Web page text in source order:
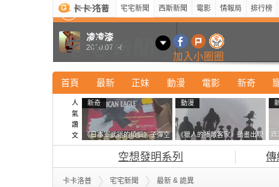
宅宅新聞 西斯新聞 電影 情報局 排行榜
加入小圈圈
首頁 最新 正妹 動漫 電影 新奇
人
氣
讚
文
新奇
《日本軍武迷的煩惱》子彈空
盒在日本超級貴 美國網友直
接一大箱寄給他了
動漫
《獵人的揍敵客家》動畫出現
的這個剪影是誰？你是不是忘
記還有這號人物了
資
鎖
走
空想發明系列 傳
卡卡洛普 宅宅新聞 最新 & 詭異
最新 新奇 正妹 寵物 型男 Kuso 科技 動
凌凌漆
2010.07.06